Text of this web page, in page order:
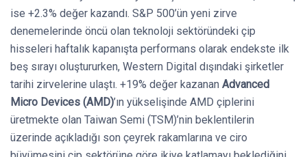
ise +2.3% değer kazandı. S&P 500’ün yeni zirve
denemelerinde öncü olan teknoloji sektöründeki çip
hisseleri haftalık kapanışta performans olarak endekste ilk
beş sırayı oluştururken, Western Digital dışındaki şirketler
tarihi zirvelerine ulaştı. +19% değer kazanan Advanced
Micro Devices (AMD)’ın yükselişinde AMD çiplerini
üretmekte olan Taiwan Semi (TSM)’nin beklentilerin
üzerinde açıkladığı son çeyrek rakamlarına ve ciro